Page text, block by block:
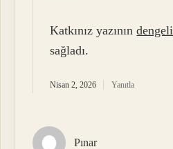
Katkınız yazınındengeli
sağladı.
Nisan 2, 2026 Yanıtla
Pınar